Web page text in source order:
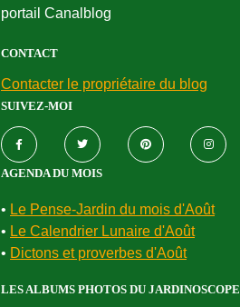
portail Canalblog
CONTACT
Contacter le propriétaire du blog
SUIVEZ-MOI
AGENDA DU MOIS
• Le Pense-Jardin du mois d'Août
• Le Calendrier Lunaire d'Août
• Dictons et proverbes d'Août
LES ALBUMS PHOTOS DU JARDINOSCOPE